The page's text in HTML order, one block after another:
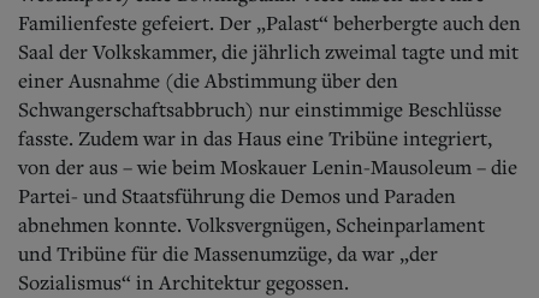
Familienfeste gefeiert. Der „Palast“ beherbergte auch den
Saal der Volkskammer, die jährlich zweimal tagte und mit
einer Ausnahme (die Abstimmung über den
Schwangerschaftsabbruch) nur einstimmige Beschlüsse
fasste. Zudem war in das Haus eine Tribüne integriert,
von der aus – wie beim Moskauer Lenin-Mausoleum – die
Partei- und Staatsführung die Demos und Paraden
abnehmen konnte. Volksvergnügen, Scheinparlament
und Tribüne für die Massenumzüge, da war „der
Sozialismus“ in Architektur gegossen.